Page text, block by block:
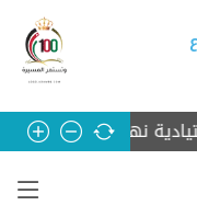
نهاية الأسبوع